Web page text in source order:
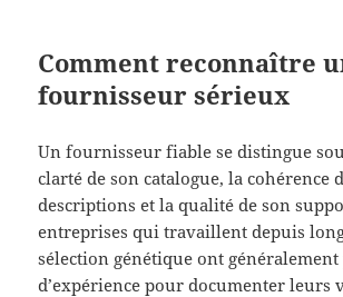
Comment reconnaître
fournisseur sérieux
Un fournisseur fiable se distingue
clarté de son catalogue, la cohérence
descriptions et la qualité de son
entreprises qui travaillent depuis
sélection génétique ont généralement
d’expérience pour documenter leurs